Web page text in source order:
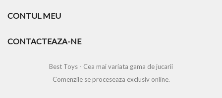
CONTUL MEU
CONTACTEAZA-NE
Best Toys - Cea mai variata gama de jucarii
Comenzile se proceseaza exclusiv online.